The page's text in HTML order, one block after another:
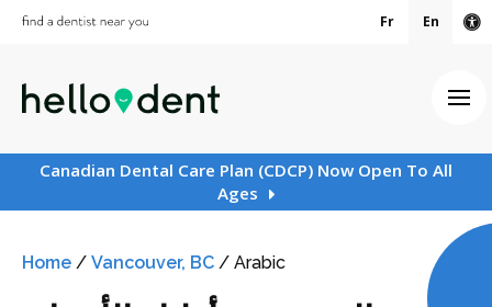
Fr En
Canadian Dental Care Plan (CDCP) Now Open To All
Ages
Home / Vancouver, BC / Arabic